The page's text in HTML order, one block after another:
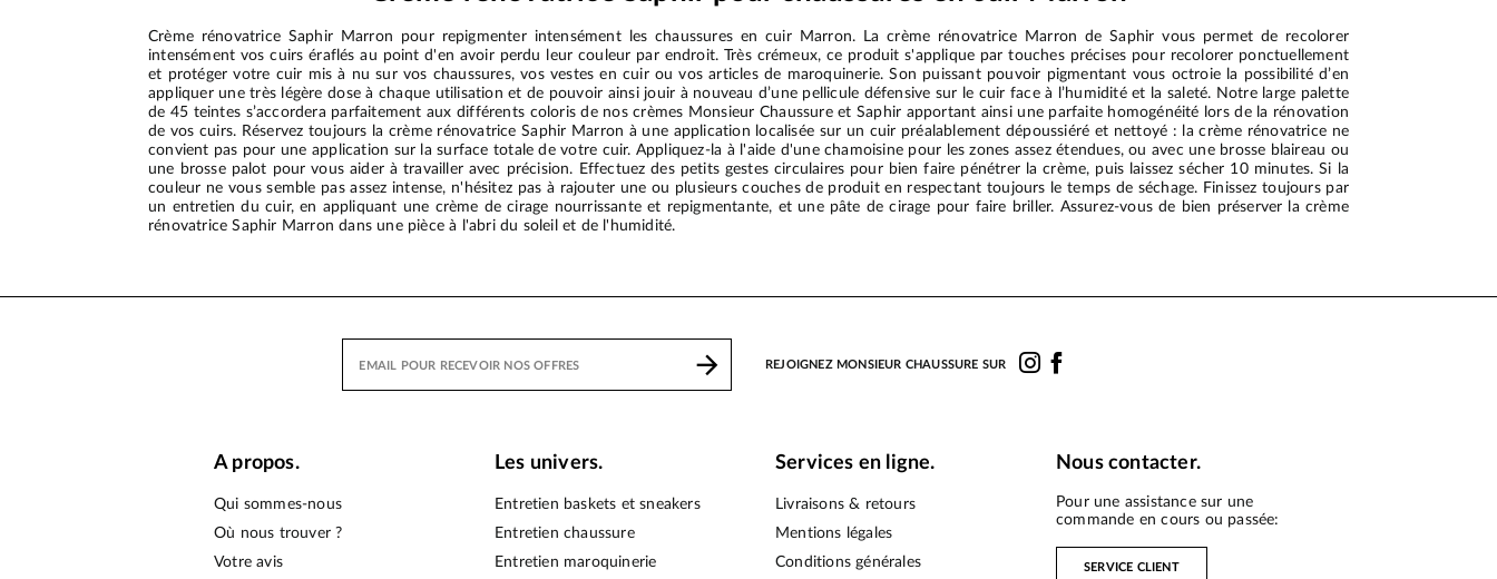
Crème rénovatrice Saphir Marron pour repigmenter intensément les chaussures en cuir Marron. La crème rénovatrice Marron de Saphir vous permet de recolorer
intensément vos cuirs éraflés au point d'en avoir perdu leur couleur par endroit. Très crémeux, ce produit s'applique par touches précises pour recolorer ponctuellement
et protéger votre cuir mis à nu sur vos chaussures, vos vestes en cuir ou vos articles de maroquinerie. Son puissant pouvoir pigmentant vous octroie la possibilité d’en
appliquer une très légère dose à chaque utilisation et de pouvoir ainsi jouir à nouveau d’une pellicule défensive sur le cuir face à l’humidité et la saleté. Notre large palette
de 45 teintes s’accordera parfaitement aux différents coloris de nos crèmes Monsieur Chaussure et Saphir apportant ainsi une parfaite homogénéité lors de la rénovation
de vos cuirs. Réservez toujours la crème rénovatrice Saphir Marron à une application localisée sur un cuir préalablement dépoussiéré et nettoyé : la crème rénovatrice ne
convient pas pour une application sur la surface totale de votre cuir. Appliquez-la à l'aide d'une chamoisine pour les zones assez étendues, ou avec une brosse blaireau ou
une brosse palot pour vous aider à travailler avec précision. Effectuez des petits gestes circulaires pour bien faire pénétrer la crème, puis laissez sécher 10 minutes. Si la
couleur ne vous semble pas assez intense, n'hésitez pas à rajouter une ou plusieurs couches de produit en respectant toujours le temps de séchage. Finissez toujours par
un entretien du cuir, en appliquant une crème de cirage nourrissante et repigmentante, et une pâte de cirage pour faire briller. Assurez-vous de bien préserver la crème
rénovatrice Saphir Marron dans une pièce à l'abri du soleil et de l'humidité.
REJOIGNEZ MONSIEUR CHAUSSURE SUR
A propos.
Qui sommes-nous
Où nous trouver ?
Votre avis
Les univers.
Entretien baskets et sneakers
Entretien chaussure
Entretien maroquinerie
Services en ligne.
Livraisons & retours
Mentions légales
Conditions générales
Nous contacter.
Pour une assistance sur une
commande en cours ou passée:
SERVICE CLIENT